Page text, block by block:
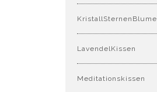
KristallSternenBlume
LavendelKissen
Meditationskissen